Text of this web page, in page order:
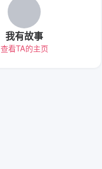
我有故事
查看TA的主页